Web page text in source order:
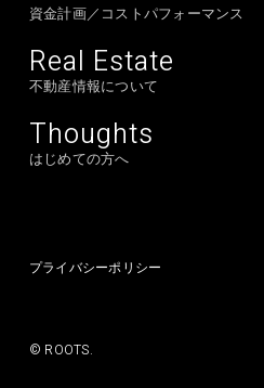
資金計画／コストパフォーマンス
Real Estate
不動産情報について
Thoughts
はじめての方へ
プライバシーポリシー
© ROOTS.